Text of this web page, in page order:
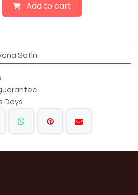
Add to cart
Satin
Days